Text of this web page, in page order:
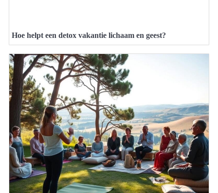
Hoe helpt een detox vakantie lichaam en geest?